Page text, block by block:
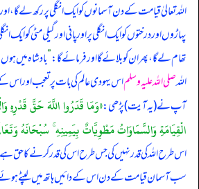
اللہ تعالیٰ قیامت کے دن آسمانوں کو ایک انگلی پر رکھ لے گا، اور
پہاڑوں اور درختوں کو ایک انگلی پر اور پانی اور گیلی مٹی کو ایک
تھام لے گا، پھر ان کو بلائے گا اور فرمائے گا:”بادشاہ میں
اللہصلی اللہ علیہ وسلماس یہودی عالم کی بات پر تعجب اور
آپ نے (یہ آیت) پڑھی:«وَمَا قَدَرُوا اللَّهَ حَقَّ قَدْرِهِ
الْقِيَامَةِ وَالسَّمَاوَاتُ مَطْوِيَّاتٌ بِيَمِينِهِ ۚ سُبْحَانَهُ
اس طرح اللہ کی قدر نہیں کی جس طرح اس کی قدر کرنے کا
سب آسمان قیامت کے دن اس کے دائیں ہاتھ میں لپٹے